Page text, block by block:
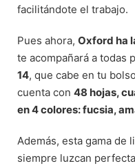
facilitándote el trabajo.
Pues ahora, Oxford ha
te acompañará a todas
14, que cabe en tu
cuenta con 48 hojas,
en 4 colores: fucsia,
Además, esta gama de
siempre luzcan